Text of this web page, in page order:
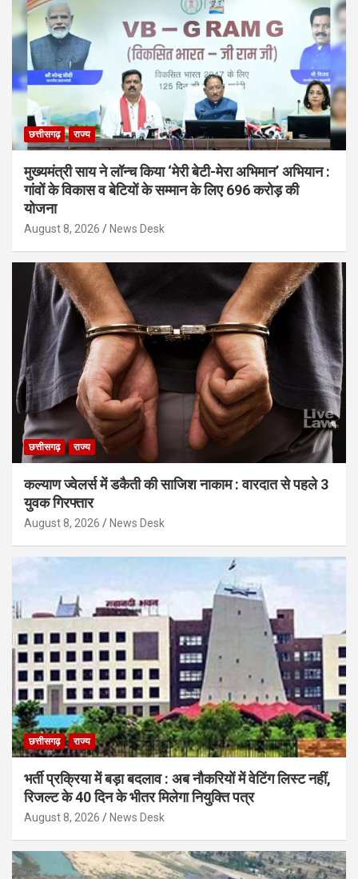
छत्तीसगढ़ राज्य
मुख्यमंत्री साय ने लॉन्च किया ‘मेरी बेटी-मेरा अभिमान’ अभियान :
गांवों के विकास व बेटियों के सम्मान के लिए 696 करोड़ की
योजना
August 8, 2026 News Desk
छत्तीसगढ़ राज्य
कल्याण ज्वेलर्स में डकैती की साजिश नाकाम : वारदात से पहले 3
युवक गिरफ्तार
August 8, 2026 News Desk
छत्तीसगढ़ राज्य
भर्ती प्रक्रिया में बड़ा बदलाव : अब नौकरियों में वेटिंग लिस्ट नहीं,
रिजल्ट के 40 दिन के भीतर मिलेगा नियुक्ति पत्र
August 8, 2026 News Desk